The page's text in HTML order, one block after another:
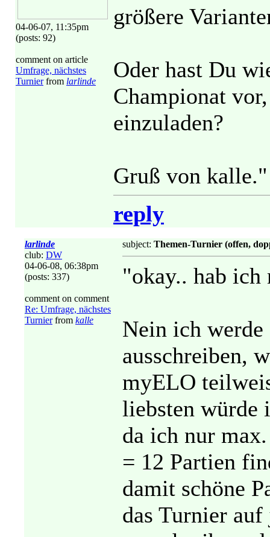
04-06-07, 11:35pm
(posts: 92)
comment on article
Umfrage, nächstes
Turnierfrom larlinde
größere
Oder hast Du
Championat
einzuladen?
Gruß von kalle."
reply
larlinde
club: DW
04-06-08, 06:38pm
(posts: 337)
comment on comment
Re: Umfrage, nächstes
Turnierfrom kalle
subject: Themen-Turnier (offen,
"okay.. hab ich
Nein ich werde
ausschreiben,
myELO
liebsten würde
da ich nur
= 12 Partien
damit schöne
das Turnier